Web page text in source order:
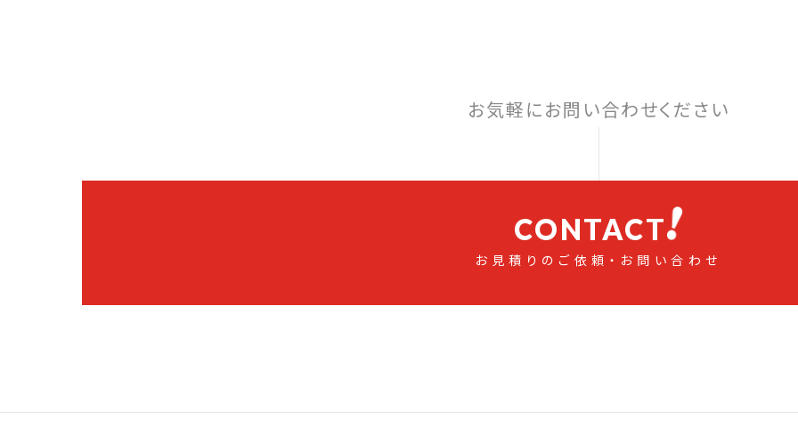
お気軽にお問い合わせください
CONTACT
お見積りのご依頼・お問い合わせ